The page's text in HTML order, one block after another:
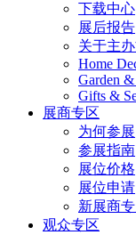
下载中心
展后报告
关于主
Home
Garden
Gifts &
展商专区
为何参展
参展指南
展位价格
展位申请
新展商
观众专区